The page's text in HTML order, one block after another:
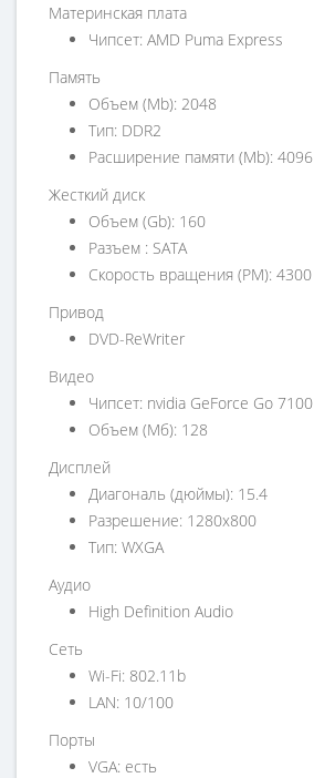
Материнская плата
Чипсет: AMD Puma Express
Память
Объем (Mb): 2048
Тип: DDR2
Расширение памяти (Mb): 4096
Жесткий диск
Объем (Gb): 160
Разъем : SATA
Скорость вращения (РМ): 4300
Привод
DVD-ReWriter
Видео
Чипсет: nvidia GeForce Go 7100
Объем (Мб): 128
Дисплей
Диагональ (дюймы): 15.4
Разрешение: 1280x800
Тип: WXGA
Аудио
High Definition Audio
Сеть
Wi-Fi: 802.11b
LAN: 10/100
Порты
VGA: есть